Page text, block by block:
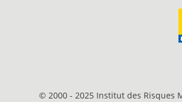
© 2000 - 2025 Institut des Risques